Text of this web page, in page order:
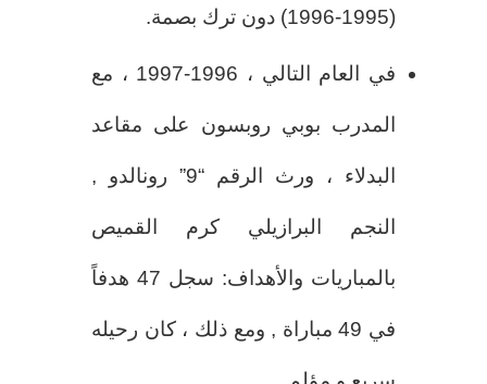
(1995-1996) دون ترك بصمة.
في العام التالي ، 1996-1997 ، مع
المدرب بوبي روبسون على مقاعد
البدلاء ، ورث الرقم “9” رونالدو ,
النجم البرازيلي كرم القميص
بالمباريات والأهداف: سجل 47 هدفاً
في 49 مباراة , ومع ذلك ، كان رحيله